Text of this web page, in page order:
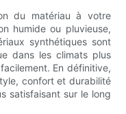
du matériau à votre
humide ou pluvieuse,
synthétiques sont
dans les climats plus
En définitive,
confort et durabilité
satisfaisant sur le long